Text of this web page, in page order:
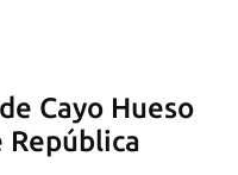
Cayo Hueso
República